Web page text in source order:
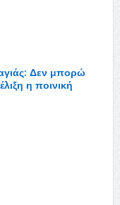
Δεν μπορώ
η ποινική